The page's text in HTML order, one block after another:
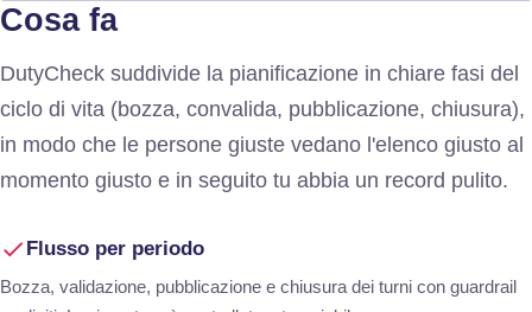
Cosa fa
DutyCheck suddivide la pianificazione in chiare fasi del
ciclo di vita (bozza, convalida, pubblicazione, chiusura),
in modo che le persone giuste vedano l'elenco giusto al
momento giusto e in seguito tu abbia un record pulito.
Flusso per periodo
Bozza, validazione, pubblicazione e chiusura dei turni con guardrail